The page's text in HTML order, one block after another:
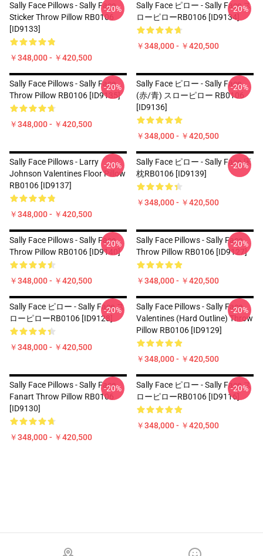
Sally Face Pillows - Sally Face
Sticker Throw Pillow RB0106
[ID9133]
￥348,000 - ￥420,500
-20%
Sally Face ピロー - Sally Face ス
ローピローRB0106 [ID9134]
￥348,000 - ￥420,500
-20%
Sally Face Pillows - Sally Face
Throw Pillow RB0106 [ID9135]
￥348,000 - ￥420,500
-20%
Sally Face ピロー - Sally Face
(赤/青) スローピロー RB0106
[ID9136]
￥348,000 - ￥420,500
-20%
Sally Face Pillows - Larry
Johnson Valentines Floor Pillow
RB0106 [ID9137]
￥348,000 - ￥420,500
-20%
Sally Face ピロー - Sally Face 床
枕RB0106 [ID9139]
￥348,000 - ￥420,500
-20%
Sally Face Pillows - Sally Face.
Throw Pillow RB0106 [ID9140]
￥348,000 - ￥420,500
-20%
Sally Face Pillows - Sally Face
Throw Pillow RB0106 [ID9127]
￥348,000 - ￥420,500
-20%
Sally Face ピロー - Sally Face ス
ローピローRB0106 [ID9128]
￥348,000 - ￥420,500
-20%
Sally Face Pillows - Sally Face
Valentines (Hard Outline) Throw
Pillow RB0106 [ID9129]
￥348,000 - ￥420,500
-20%
Sally Face Pillows - Sally Face
Fanart Throw Pillow RB0106
[ID9130]
￥348,000 - ￥420,500
-20%
Sally Face ピロー - Sally Face ス
ローピローRB0106 [ID9116]
￥348,000 - ￥420,500
-20%